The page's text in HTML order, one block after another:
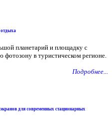
отдыха
планетарий и площадку с
фотозону в туристическом регионе.
Подробнее...
экранов для современных стационарных